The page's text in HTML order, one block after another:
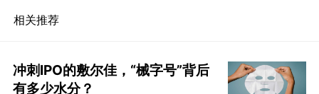
相关推荐
冲刺IPO的敷尔佳，“械字号”背后
有多少水分？